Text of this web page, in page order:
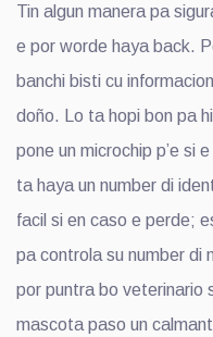
Tin algun manera pa
e por worde haya back.
banchi bisti cu
doño. Lo ta hopi bon pa
pone un microchip p’e si
ta haya un number di
facil si en caso e perde;
pa controla su number di
por puntra bo veterinario
mascota paso un